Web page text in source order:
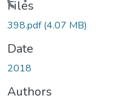
Loading...
Files
398.pdf(4.07 MB)
Date
2018
Authors